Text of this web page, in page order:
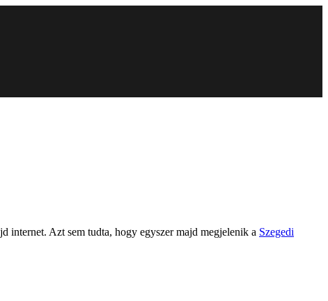
internet. Azt sem tudta, hogy egyszer majd megjelenik a Szegedi